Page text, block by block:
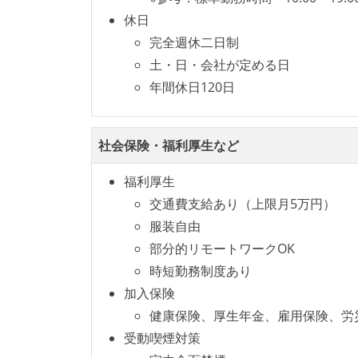
休日
完全週休二日制
土・日・会社が定める日
年間休日120日
社会保険・福利厚生など
福利厚生
交通費支給あり（上限月5万円）
服装自由
部分的リモートワークOK
時短勤務制度あり
加入保険
健康保険、厚生年金、雇用保険、労
受動喫煙対策